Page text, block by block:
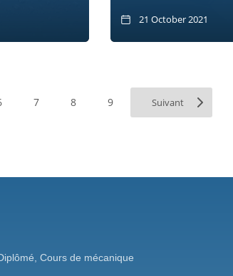
21 October 2021
7 8 9 Suivant
Cours de mécanique